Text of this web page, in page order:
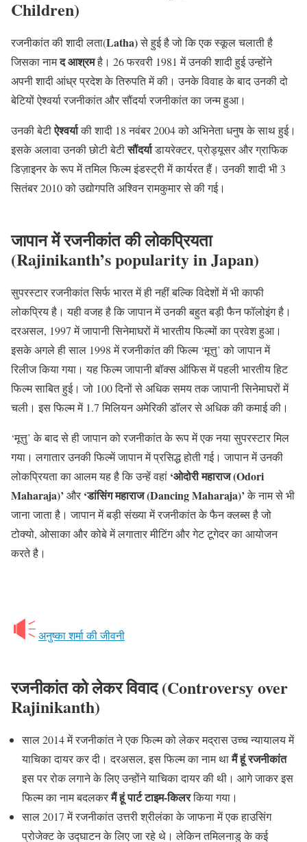
Children)
रजनीकांत की शादी लता(Latha)से हुई है जो कि एक स्कूल चलाती है
जिसका नामदआश्रमहै। 26 फरवरी 1981 में उनकी शादी हुई उन्होंने
अपनी शादी आंध्र प्रदेश के तिरुपति में की। उनके विवाह के बाद उनकी दो
बेटियों ऐश्वर्या रजनीकांत और सौंदर्या रजनीकांत का जन्म हुआ।
उनकी बेटीऐश्वर्याकी शादी 18 नवंबर 2004 को अभिनेता धनुष के साथ हुई।
इसके अलावा उनकी छोटी बेटीसौंदर्याडायरेक्टर, प्रोड्यूसर और ग्राफिक
डिज़ाइनर के रूप में तमिल फिल्म इंडस्ट्री में कार्यरत हैं। उनकी शादी भी 3
सितंबर 2010 को उद्योगपति अश्विन रामकुमार से की गई।
जापान में रजनीकांत की लोकप्रियता
(Rajinikanth’s popularity in Japan)
सुपरस्टार रजनीकांत सिर्फ भारत में ही नहीं बल्कि विदेशों में भी काफी
लोकप्रिय है। यही वजह है कि जापान में उनकी बहुत बड़ी फैन फॉलोइंग है।
दरअसल, 1997 में जापानी सिनेमाघरों में भारतीय फिल्मों का प्रवेश हुआ।
इसके अगले ही साल 1998 में रजनीकांत की फिल्म ‘मूत्तु’ को जापान में
रिलीज किया गया। यह फिल्म जापानी बॉक्स ऑफिस में पहली भारतीय हिट
फिल्म साबित हुई। जो 100 दिनों से अधिक समय तक जापानी सिनेमाघरों में
चली। इस फिल्म में 1.7 मिलियन अमेरिकी डॉलर से अधिक की कमाई की।
‘मूत्तु’ के बाद से ही जापान को रजनीकांत के रूप में एक नया सुपरस्टार मिल
गया। लगातार उनकी फिल्में जापान में प्रसिद्ध होती गई। जापान में उनकी
लोकप्रियता का आलम यह है कि उन्हें वहां ‘ओदोरी महाराज (Odori
Maharaja)’ और ‘डांसिंग महाराज (Dancing Maharaja)’के नाम से भी
जाना जाता है। जापान में बड़ी संख्या में रजनीकांत के फैन क्लब्स है जो
टोक्यो, ओसाका और कोबे में लगातार मीटिंग और गेट टूगेदर का आयोजन
करते है।
अनुष्का शर्मा की जीवनी
रजनीकांत को लेकर विवाद (Controversy over
Rajinikanth)
साल 2014 में रजनीकांत ने एक फिल्म को लेकर मद्रास उच्च न्यायालय में
याचिका दायर कर दी। दरअसल, इस फिल्म का नाम थामैं हूं रजनीकांत
इस पर रोक लगाने के लिए उन्होंने याचिका दायर की थी। आगे जाकर इस
फिल्म का नाम बदलकरमैं हूं पार्ट टाइम-किलरकिया गया।
साल 2017 में रजनीकांत उत्तरी श्रीलंका के जाफना में एक हाउसिंग
प्रोजेक्ट के उद्घाटन के लिए जा रहे थे। लेकिन तमिलनाडु के कई